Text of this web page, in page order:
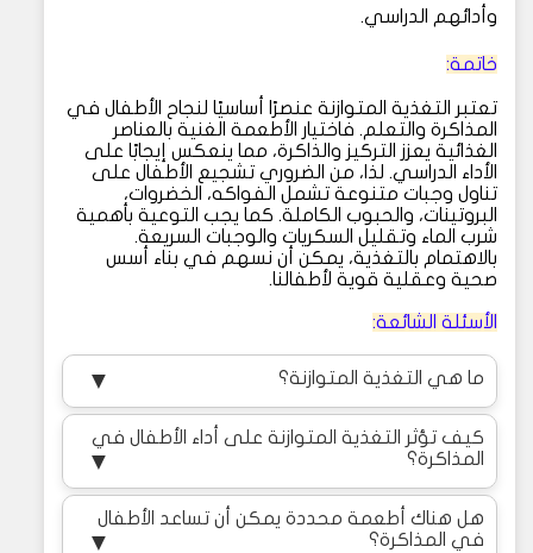
وأدائهم الدراسي.
خاتمة:
تعتبر التغذية المتوازنة عنصرًا أساسيًا لنجاح الأطفال في
المذاكرة والتعلم. فاختيار الأطعمة الغنية بالعناصر
الغذائية يعزز التركيز والذاكرة، مما ينعكس إيجابًا على
الأداء الدراسي. لذا، من الضروري تشجيع الأطفال على
تناول وجبات متنوعة تشمل الفواكه، الخضروات،
البروتينات، والحبوب الكاملة. كما يجب التوعية بأهمية
شرب الماء وتقليل السكريات والوجبات السريعة.
بالاهتمام بالتغذية، يمكن أن نسهم في بناء أسس
صحية وعقلية قوية لأطفالنا.
الأسئلة الشائعة:
ما هي التغذية المتوازنة؟ ▼
كيف تؤثر التغذية المتوازنة على أداء الأطفال في
المذاكرة؟
▼
هل هناك أطعمة محددة يمكن أن تساعد الأطفال
في المذاكرة؟
▼